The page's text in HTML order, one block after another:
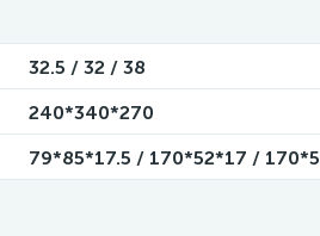
32.5 / 32 / 38
240*340*270
79*85*17.5 / 170*52*17 /